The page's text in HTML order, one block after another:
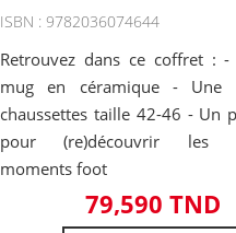
ISBN : 9782036074644
Retrouvez dans ce coffret : -
mug en céramique - Une
chaussettes taille 42-46 - Un
pour (re)découvrir les
moments foot
79,590 TND